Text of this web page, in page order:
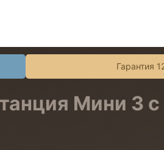
Гарантия
Мини 3